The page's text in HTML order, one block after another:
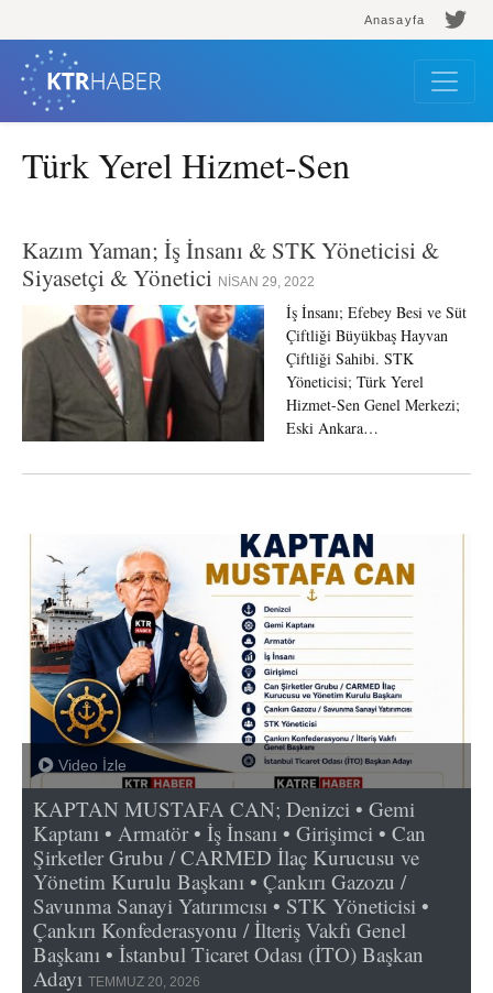
Anasayfa
Türk Yerel Hizmet-Sen
Kazım Yaman; İş İnsanı & STK Yöneticisi &
Siyasetçi & Yönetici NISAN 29, 2022
İş İnsanı; Efebey Besi ve Süt
Çiftliği Büyükbaş Hayvan
Çiftliği Sahibi. STK
Yöneticisi; Türk Yerel
Hizmet-Sen Genel Merkezi;
Eski Ankara…
Video İzle
KAPTAN MUSTAFA CAN; Denizci • Gemi
Kaptanı • Armatör • İş İnsanı • Girişimci • Can
Şirketler Grubu / CARMED İlaç Kurucusu ve
Yönetim Kurulu Başkanı • Çankırı Gazozu /
Savunma Sanayi Yatırımcısı • STK Yöneticisi •
Çankırı Konfederasyonu / İlteriş Vakfı Genel
Başkanı • İstanbul Ticaret Odası (İTO) Başkan
Adayı TEMMUZ 20, 2026